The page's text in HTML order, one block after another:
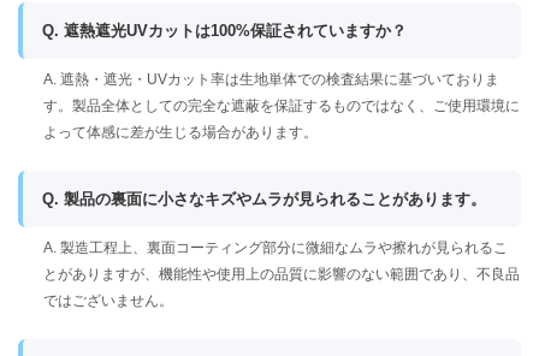
Q. 遮熱遮光UVカットは100%保証されていますか？
A. 遮熱・遮光・UVカット率は生地単体での検査結果に基づいておりま
す。製品全体としての完全な遮蔽を保証するものではなく、ご使用環境に
よって体感に差が生じる場合があります。
Q. 製品の裏面に小さなキズやムラが見られることがあります。
A. 製造工程上、裏面コーティング部分に微細なムラや擦れが見られるこ
とがありますが、機能性や使用上の品質に影響のない範囲であり、不良品
ではございません。